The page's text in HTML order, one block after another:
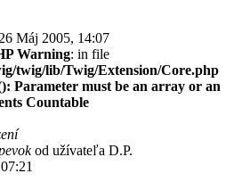
Máj 2005, 14:07
Warning: in file
twig/lib/Twig/Extension/Core.php
Parameter must be an array or an
Countable
od užívateľa D.P.